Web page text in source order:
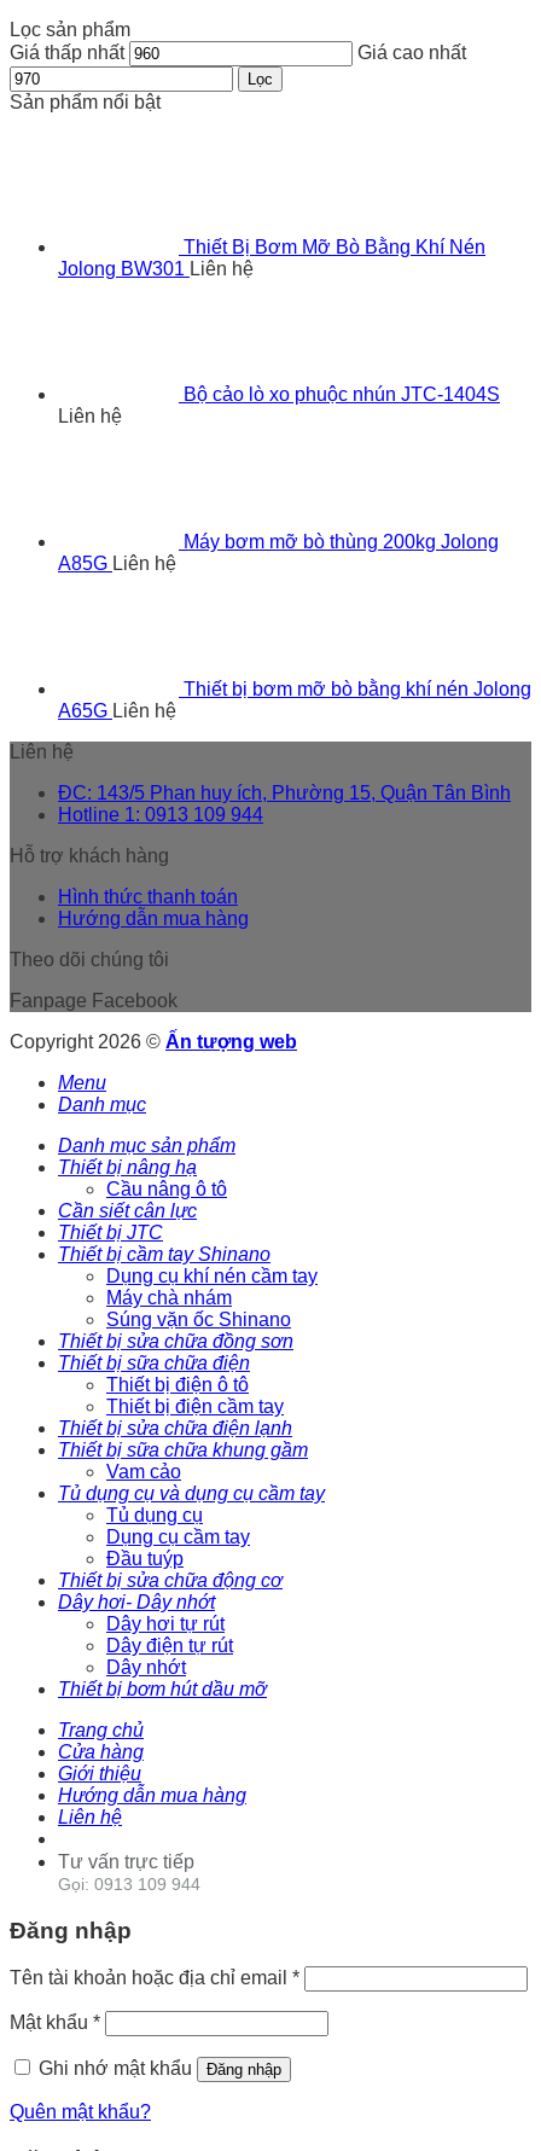
Lọc sản phẩm
Giá thấp nhất
Giá cao nhất
Lọc
Sản phẩm nổi bật
Thiết Bị Bơm Mỡ Bò Bằng Khí Nén
Jolong BW301 Liên hệ
Bộ cảo lò xo phuộc nhún JTC-1404S
Liên hệ
Máy bơm mỡ bò thùng 200kg Jolong
A85G Liên hệ
Thiết bị bơm mỡ bò bằng khí nén Jolong
A65G Liên hệ
Liên hệ
ĐC: 143/5 Phan huy ích, Phường 15, Quận Tân Bình
Hotline 1: 0913 109 944
Hỗ trợ khách hàng
Hình thức thanh toán
Hướng dẫn mua hàng
Theo dõi chúng tôi
Fanpage Facebook
Copyright 2026 © Ấn tượng web
Menu
Danh mục
Danh mục sản phẩm
Thiết bị nâng hạ
Cầu nâng ô tô
Cần siết cân lực
Thiết bị JTC
Thiết bị cầm tay Shinano
Dụng cụ khí nén cầm tay
Máy chà nhám
Súng vặn ốc Shinano
Thiết bị sửa chữa đồng sơn
Thiết bị sữa chữa điện
Thiết bị điện ô tô
Thiết bị điện cầm tay
Thiết bị sửa chữa điện lạnh
Thiết bị sữa chữa khung gầm
Vam cảo
Tủ dụng cụ và dụng cụ cầm tay
Tủ dụng cụ
Dụng cụ cầm tay
Đầu tuýp
Thiết bị sửa chữa động cơ
Dây hơi- Dây nhớt
Dây hơi tự rút
Dây điện tự rút
Dây nhớt
Thiết bị bơm hút dầu mỡ
Trang chủ
Cửa hàng
Giới thiệu
Hướng dẫn mua hàng
Liên hệ
Tư vấn trực tiếp
Gọi: 0913 109 944
Đăng nhập
Tên tài khoản hoặc địa chỉ email *
Mật khẩu *
Ghi nhớ mật khẩu Đăng nhập
Quên mật khẩu?